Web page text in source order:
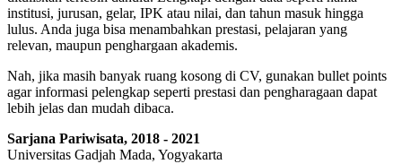
institusi, jurusan, gelar, IPK atau nilai, dan tahun masuk hingga
lulus. Anda juga bisa menambahkan prestasi, pelajaran yang
relevan, maupun penghargaan akademis.
Nah, jika masih banyak ruang kosong di CV, gunakan bullet points
agar informasi pelengkap seperti prestasi dan pengharagaan dapat
lebih jelas dan mudah dibaca.
Sarjana Pariwisata, 2018 - 2021
Universitas Gadjah Mada, Yogyakarta